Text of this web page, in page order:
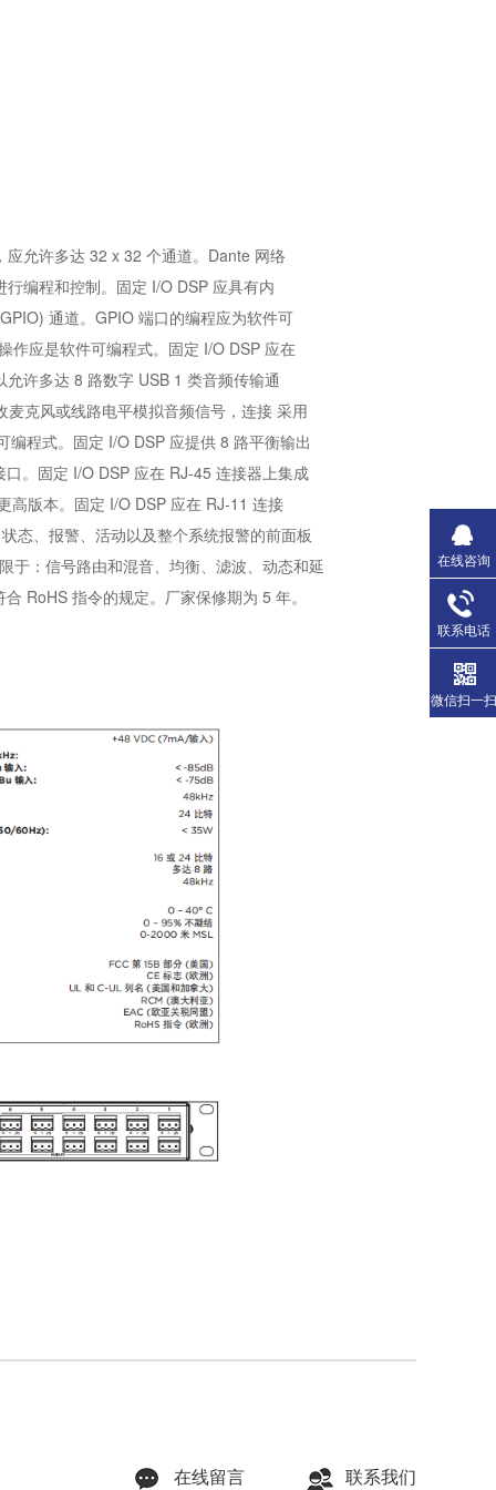
允许多达 32 x 32 个通道。Dante 网络
编程和控制。固定 I/O DSP 应具有内
通道。GPIO 端口的编程应为软件可
作应是软件可编程式。固定 I/O DSP 应在
许多达 8 路数字 USB 1 类音频传输通
克风或线路电平模拟音频信号，连接 采用
程式。固定 I/O DSP 应提供 8 路平衡输出
。固定 I/O DSP 应在 RJ-45 连接器上集成
高版本。固定 I/O DSP 应在 RJ-11 连接
态、报警、活动以及整个系统报警的前面板
于：信号路由和混音、均衡、滤波、动态和延
RoHS 指令的规定。厂家保修期为 5 年。
在线留言 联系我们
在线咨询
联系电话
微信扫一扫